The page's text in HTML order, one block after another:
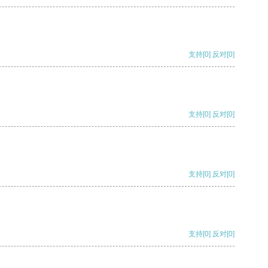
支持[0] 反对[0]
支持[0] 反对[0]
支持[0] 反对[0]
支持[0] 反对[0]